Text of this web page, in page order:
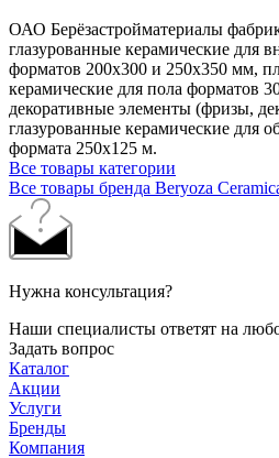
ОАО Берёзастройматериалы
глазурованные керамические для
форматов 200х300 и 250х350 мм,
керамические для пола форматов
декоративные элементы (фризы,
глазурованные керамические для
формата 250х125 м.
Все товары категории
Все товары бренда Beryoza
Нужна консультация?
Наши специалисты ответят на
Задать вопрос
Каталог
Акции
Услуги
Бренды
Компания